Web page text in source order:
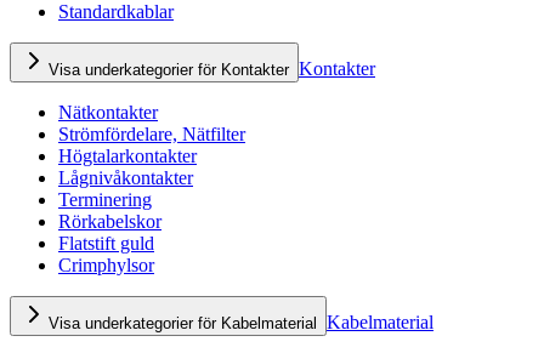
Standardkablar
Visa underkategorier för Kontakter Kontakter
Nätkontakter
Strömfördelare, Nätfilter
Högtalarkontakter
Lågnivåkontakter
Terminering
Rörkabelskor
Flatstift guld
Crimphylsor
Visa underkategorier för Kabelmaterial Kabelmaterial